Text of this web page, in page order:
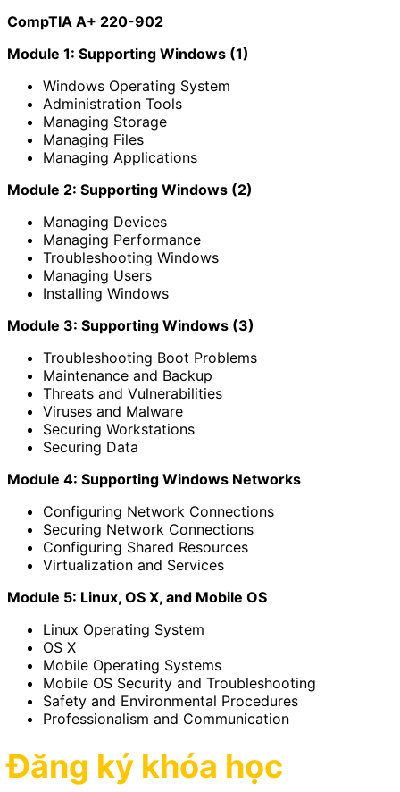
CompTIA A+ 220-902
Module 1: Supporting Windows (1)
Windows Operating System
Administration Tools
Managing Storage
Managing Files
Managing Applications
Module 2: Supporting Windows (2)
Managing Devices
Managing Performance
Troubleshooting Windows
Managing Users
Installing Windows
Module 3: Supporting Windows (3)
Troubleshooting Boot Problems
Maintenance and Backup
Threats and Vulnerabilities
Viruses and Malware
Securing Workstations
Securing Data
Module 4: Supporting Windows Networks
Configuring Network Connections
Securing Network Connections
Configuring Shared Resources
Virtualization and Services
Module 5: Linux, OS X, and Mobile OS
Linux Operating System
OS X
Mobile Operating Systems
Mobile OS Security and Troubleshooting
Safety and Environmental Procedures
Professionalism and Communication
Đăng ký khóa học